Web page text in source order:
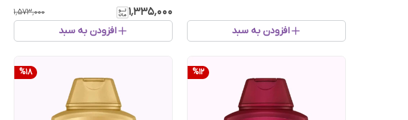
افزودن به سبد
۱٬۳۳۵٬۰۰۰ ۱٬۵۷۳٬۰۰۰
افزودن به سبد
%12
%18